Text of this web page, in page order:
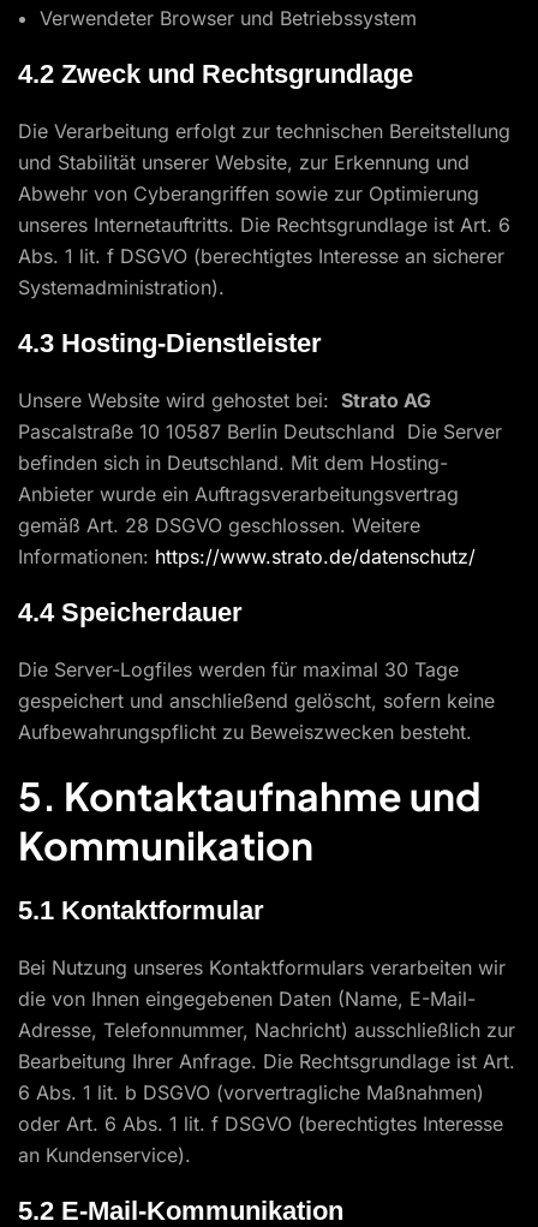
Verwendeter Browser und Betriebssystem
4.2 Zweck und Rechtsgrundlage
Die Verarbeitung erfolgt zur technischen Bereitstellung
und Stabilität unserer Website, zur Erkennung und
Abwehr von Cyberangriffen sowie zur Optimierung
unseres Internetauftritts. Die Rechtsgrundlage ist Art. 6
Abs. 1 lit. f DSGVO (berechtigtes Interesse an sicherer
Systemadministration).
4.3 Hosting-Dienstleister
Unsere Website wird gehostet bei: Strato AG
Pascalstraße 10 10587 Berlin Deutschland Die Server
befinden sich in Deutschland. Mit dem Hosting-
Anbieter wurde ein Auftragsverarbeitungsvertrag
gemäß Art. 28 DSGVO geschlossen. Weitere
Informationen: https://www.strato.de/datenschutz/
4.4 Speicherdauer
Die Server-Logfiles werden für maximal 30 Tage
gespeichert und anschließend gelöscht, sofern keine
Aufbewahrungspflicht zu Beweiszwecken besteht.
5. Kontaktaufnahme und
Kommunikation
5.1 Kontaktformular
Bei Nutzung unseres Kontaktformulars verarbeiten wir
die von Ihnen eingegebenen Daten (Name, E-Mail-
Adresse, Telefonnummer, Nachricht) ausschließlich zur
Bearbeitung Ihrer Anfrage. Die Rechtsgrundlage ist Art.
6 Abs. 1 lit. b DSGVO (vorvertragliche Maßnahmen)
oder Art. 6 Abs. 1 lit. f DSGVO (berechtigtes Interesse
an Kundenservice).
5.2 E-Mail-Kommunikation